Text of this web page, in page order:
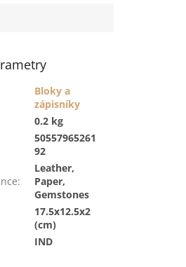
Bloky a
zápisníky
0.2 kg
50557965261
92
:
Leather,
Paper,
Gemstones
17.5x12.5x2
(cm)
IND